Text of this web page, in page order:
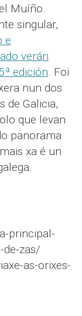
Muíño.
singular,
e
verán
edición. Foi
nun dos
de Galicia,
que levan
panorama
xa é un
principal-
de-zas/
as-orixes-